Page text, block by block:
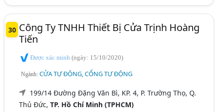
30 Công Ty TNHH Thiết Bị Cửa Trịnh Hoàng
Tiến
Được xác minh(ngày: 15/10/2020)
Ngành:CỬA TỰ ĐỘNG, CỔNG TỰ ĐỘNG
199/14 Đường Đặng Văn Bì, KP. 4, P. Trường Thọ, Q.
Thủ Đức,TP. Hồ Chí Minh (TPHCM)